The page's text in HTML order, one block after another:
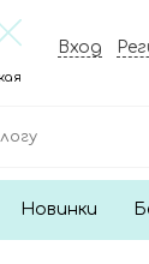
Вход
Новинки